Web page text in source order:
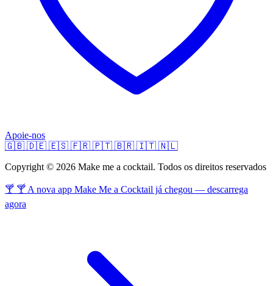
Apoie-nos
🇬🇧 🇩🇪 🇪🇸 🇫🇷 🇵🇹 🇧🇷 🇮🇹 🇳🇱
Copyright © 2026 Make me a cocktail. Todos os direitos reservados
🍸 🍸 A nova app Make Me a Cocktail já chegou — descarrega
agora